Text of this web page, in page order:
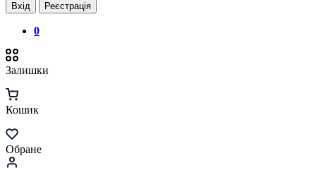
Вхід Реєстрація
0
Залишки
Кошик
Обране